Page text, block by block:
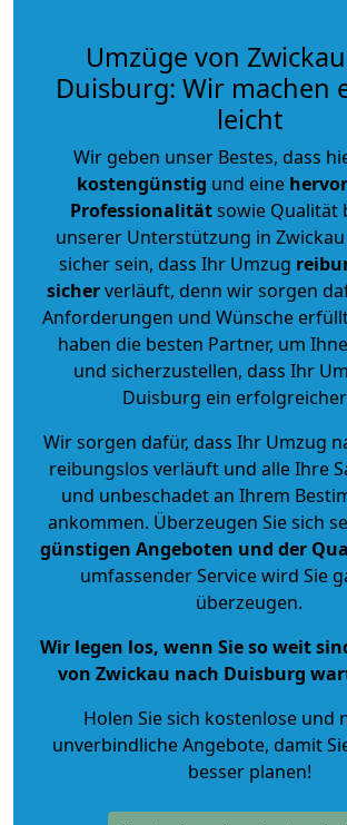
Umzüge von
Duisburg: Wir machen
leicht
Wir geben unser Bestes, dass
kostengünstig und eine
Professionalitätsowie Qualität
unserer Unterstützung in
sicher sein, dass Ihr Umzug
sicherverläuft, denn wir sorgen
Anforderungen und Wünsche
haben die besten Partner, um
und sicherzustellen, dass Ihr
Duisburg ein
Wir sorgen dafür, dass Ihr Umzug
reibungslos verläuft und alle Ihre
und unbeschadet an Ihrem
ankommen. Überzeugen Sie sich
günstigen Angeboten und der
umfassender Service wird Sie
überzeugen.
Wir legen los, wenn Sie so weit
von Zwickau nach Duisburg
Holen Sie sich kostenlose und
unverbindliche Angebote, damit
besser planen!